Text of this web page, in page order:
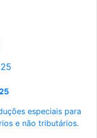
especiais para
e não tributários.